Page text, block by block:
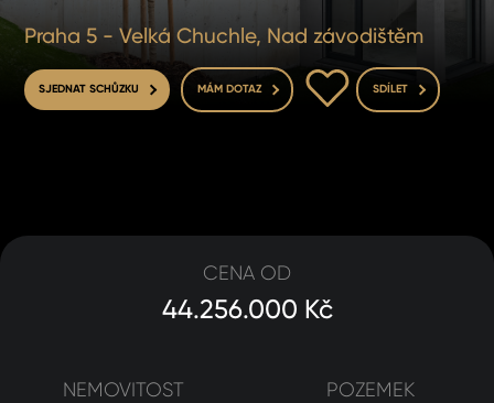
Praha 5 - Velká Chuchle, Nad závodištěm
SJEDNAT SCHŮZKU MÁM DOTAZ
DO OBLÍBENÝCH
SDÍLET
NEMOVITOST POZEMEK
CENA OD
44.256.000 Kč